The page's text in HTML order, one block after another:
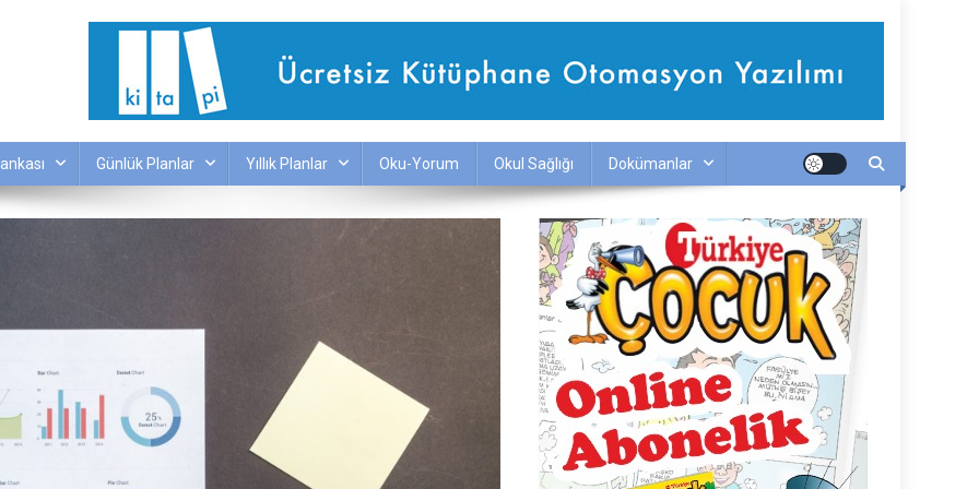
Günlük Planlar Yıllık Planlar Oku-Yorum Okul Sağlığı Dokümanlar